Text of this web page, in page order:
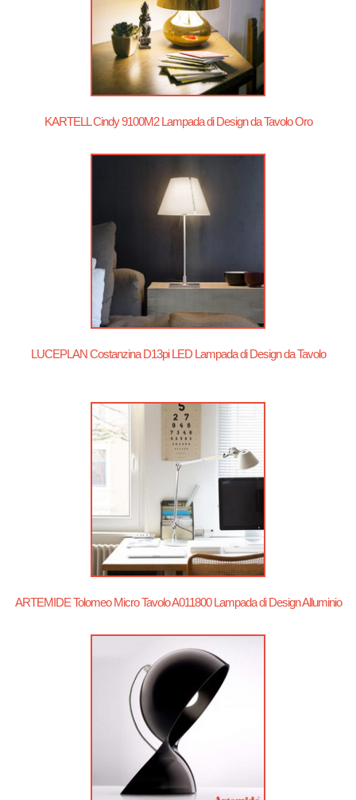
KARTELL Cindy 9100M2 Lampada di Design da Tavolo Oro
LUCEPLAN Costanzina D13pi LED Lampada di Design da Tavolo
ARTEMIDE Tolomeo Micro Tavolo A011800 Lampada di Design Alluminio